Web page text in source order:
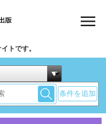
トです。
条件を追加